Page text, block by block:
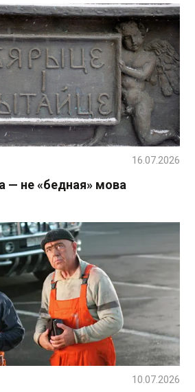
— не «бедная» мова
16.07.2026
10.07.2026